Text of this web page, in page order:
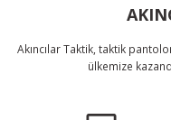
Akıncılar Taktik, taktik
ülkemize